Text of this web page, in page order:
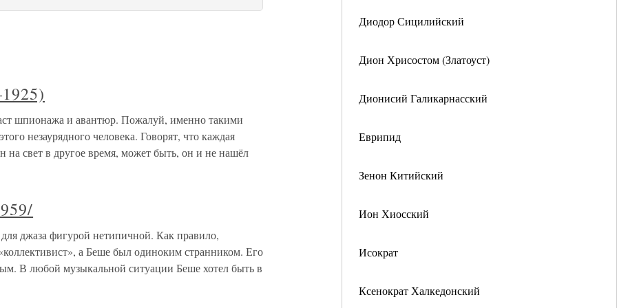
Диодор Сицилийский
Дион Хрисостом (Златоуст)
Дионисий Галикарнасский
Еврипид
Зенон Китийский
Ион Хиосский
Исократ
Ксенократ Халкедонский
шпионажа и авантюр. Пожалуй, именно такими
незаурядного человека. Говорят, что каждая
на свет в другое время, может быть, он и не нашёл
джаза фигурой нетипичной. Как правило,
а Беше был одиноким странником. Его
В любой музыкальной ситуации Беше хотел быть в